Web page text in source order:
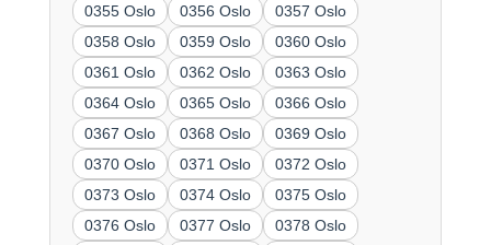
0355 Oslo
0356 Oslo
0357 Oslo
0358 Oslo
0359 Oslo
0360 Oslo
0361 Oslo
0362 Oslo
0363 Oslo
0364 Oslo
0365 Oslo
0366 Oslo
0367 Oslo
0368 Oslo
0369 Oslo
0370 Oslo
0371 Oslo
0372 Oslo
0373 Oslo
0374 Oslo
0375 Oslo
0376 Oslo
0377 Oslo
0378 Oslo